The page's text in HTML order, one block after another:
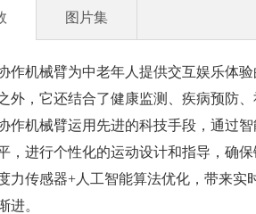
图片集
机械臂为中老年人提供交互娱乐体验
外，它还结合了健康监测、疾病预防
机械臂运用先进的科技手段，通过智
，进行个性化的运动设计和指导，确
传感器+人工智能算法优化，带来实
进。